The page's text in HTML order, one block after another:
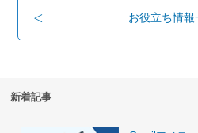
お役立ち情報
新着記事